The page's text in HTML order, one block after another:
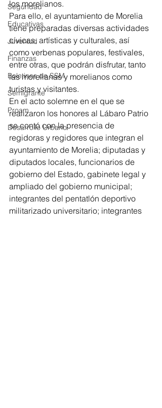
Seguridad
Educativas
Juventud
Finanzas
Boletines de SSM
Semigrante
Proam
Desarrollo Urbano
los morelianos.
Para ello, el ayuntamiento de Morelia
tiene preparadas diversas actividades
cívicas, artísticas y culturales, así
como verbenas populares, festivales,
entre otras, que podrán disfrutar, tanto
las morelianas y morelianos como
turistas y visitantes.
En el acto solemne en el que se
realizaron los honores al Lábaro Patrio
se contó con la presencia de
regidoras y regidores que integran el
ayuntamiento de Morelia; diputadas y
diputados locales, funcionarios de
gobierno del Estado, gabinete legal y
ampliado del gobierno municipal;
integrantes del pentatlón deportivo
militarizado universitario; integrantes